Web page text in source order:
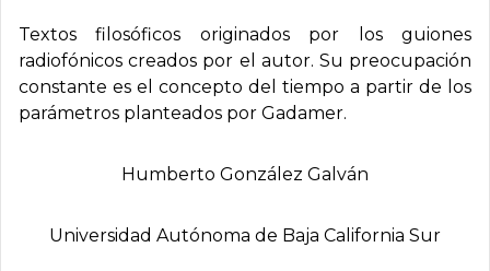
Textos filosóficos originados por los guiones
radiofónicos creados por el autor. Su preocupación
constante es el concepto del tiempo a partir de los
parámetros planteados por Gadamer.
Humberto González Galván
Universidad Autónoma de Baja California Sur